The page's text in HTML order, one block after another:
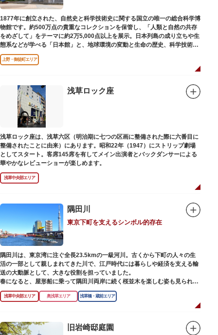
1877年に創立された、自然史と科学技術史に関する国立の唯一の総合科学博
物館です。約500万点の貴重なコレクションを保管し、「人類と自然の共存
をめざして」をテーマに約2万5,000点以上を展示。日本列島の成り立ちや生
態系などが学べる「日本館」と、地球環境の変動と生命の歴史、科学技術の
進歩などが学べる「地球館」の2つの常設展示をメインに、特別展・企画展
などから構成されています。
2005年「愛・地球博」の長久手日本館で人気を博した「地球の部屋」を移設
100万分の1の大きさ）のドームの内側すべてがスクリーンになっている世界
初のシアターで、月ごとに変わるオリジナル映像を上映しています。
楽しみながら学習できるイベント企画や、恐竜をはじめとした様々な実物標
本、子ども向けのコーナーもあり、お子様連れでも楽しめる博物館です。
また、国立科学博物館では、日本およびアジアにおける科学系博物館の中核
施設として、調査研究、標本資料の収集・保管・活用、展示・学習支援を推
進。これらの活動を上野の本館、白金台の附属自然教育園、茨城県つくば市
の実験植物園や筑波研究施設（非公開）で展開しています。
上野・御徒町エリア
浅草ロック座
浅草ロック座は、浅草六区（明治期に七つの区画に整備された際に六番目に
整備されたことに由来）にあります。昭和22年（1947）にストリップ劇場
としてスタート。客席145席を有してメイン出演者とバックダンサーによる
華やかなレビューショーが楽しめます。
浅草中央部エリア
隅田川
東京下町を支えるシンボル的存在
隅田川は、東京湾に注ぐ全長23.5kmの一級河川。古くから下町の人々の生
活の一部として親しまれてきた川で、江戸時代には暮らしや経済を支える輸
送の大動脈として、大きな役割を担っていました。
春になると、屋形船に乗って隅田川両岸に続く桜並木を楽しむ姿も見られ、
東京スカイツリーとのコラボレーションも、まさに絵になる光景です。ま
た、毎年7月の最終土曜日に開催される「隅田川花火大会」は、東京の夏の
川沿いには「隅田川テラス」と呼ばれる遊歩道も整備されています。心地よ
浅草中央部エリア 奥浅草エリア 浅草橋・蔵前エリア
旧岩崎邸庭園